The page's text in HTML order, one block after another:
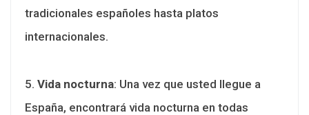
tradicionales españoles hasta platos
internacionales.
5. Vida nocturna: Una vez que usted llegue a
España, encontrará vida nocturna en todas